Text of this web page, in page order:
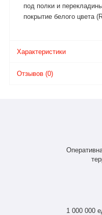
под полки и
покрытие белого цвета
Характеристики
Отзывов (0)
1 000 000